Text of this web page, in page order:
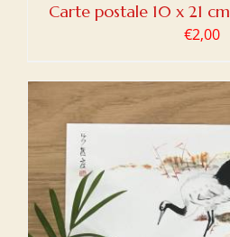
Carte postale 10 x 21
€2,00